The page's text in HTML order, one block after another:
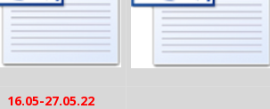
16.05-27.05.22